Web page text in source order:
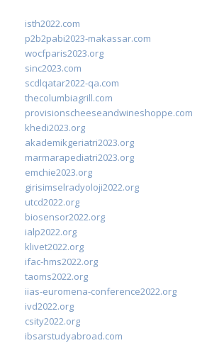
isth2022.com
p2b2pabi2023-makassar.com
wocfparis2023.org
sinc2023.com
scdlqatar2022-qa.com
thecolumbiagrill.com
provisionscheeseandwineshoppe.com
khedi2023.org
akademikgeriatri2023.org
marmarapediatri2023.org
emchie2023.org
girisimselradyoloji2022.org
utcd2022.org
biosensor2022.org
ialp2022.org
klivet2022.org
ifac-hms2022.org
taoms2022.org
iias-euromena-conference2022.org
ivd2022.org
csity2022.org
ibsarstudyabroad.com